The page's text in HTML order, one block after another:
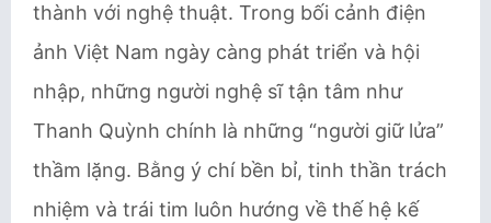
thành với nghệ thuật. Trong bối cảnh điện
ảnh Việt Nam ngày càng phát triển và hội
nhập, những người nghệ sĩ tận tâm như
Thanh Quỳnh chính là những “người giữ lửa”
thầm lặng. Bằng ý chí bền bỉ, tinh thần trách
nhiệm và trái tim luôn hướng về thế hệ kế